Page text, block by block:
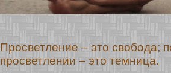
Просветление – это свобода;
просветлении – это темница.